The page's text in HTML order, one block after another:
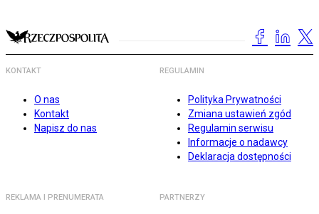
KONTAKT
O nas
Kontakt
Napisz do nas
REGULAMIN
Polityka Prywatności
Zmiana ustawień zgód
Regulamin serwisu
Informacje o nadawcy
Deklaracja dostępności
REKLAMA I PRENUMERATA PARTNERZY